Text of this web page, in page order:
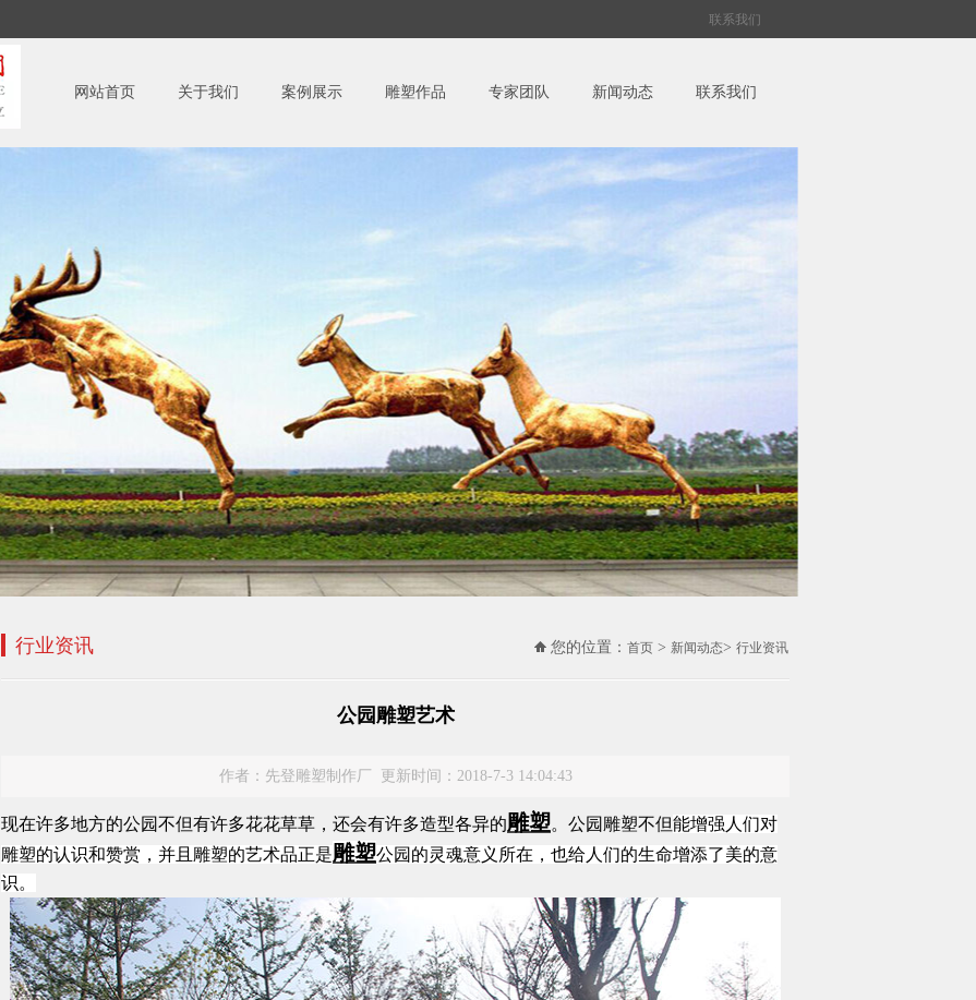
联系我们
网站首页 关于我们 案例展示 雕塑作品 专家团队 新闻动态 联系我们
行业资讯 您的位置： 首页 > 新闻动态> 行业资讯
公园雕塑艺术
作者：先登雕塑制作厂 更新时间：2018-7-3 14:04:43
现在许多地方的公园不但有许多花花草草，还会有许多造型各异的雕塑。公园雕塑不但能增强人们对
雕塑的认识和赞赏，并且雕塑的艺术品正是雕塑公园的灵魂意义所在，也给人们的生命增添了美的意
识。